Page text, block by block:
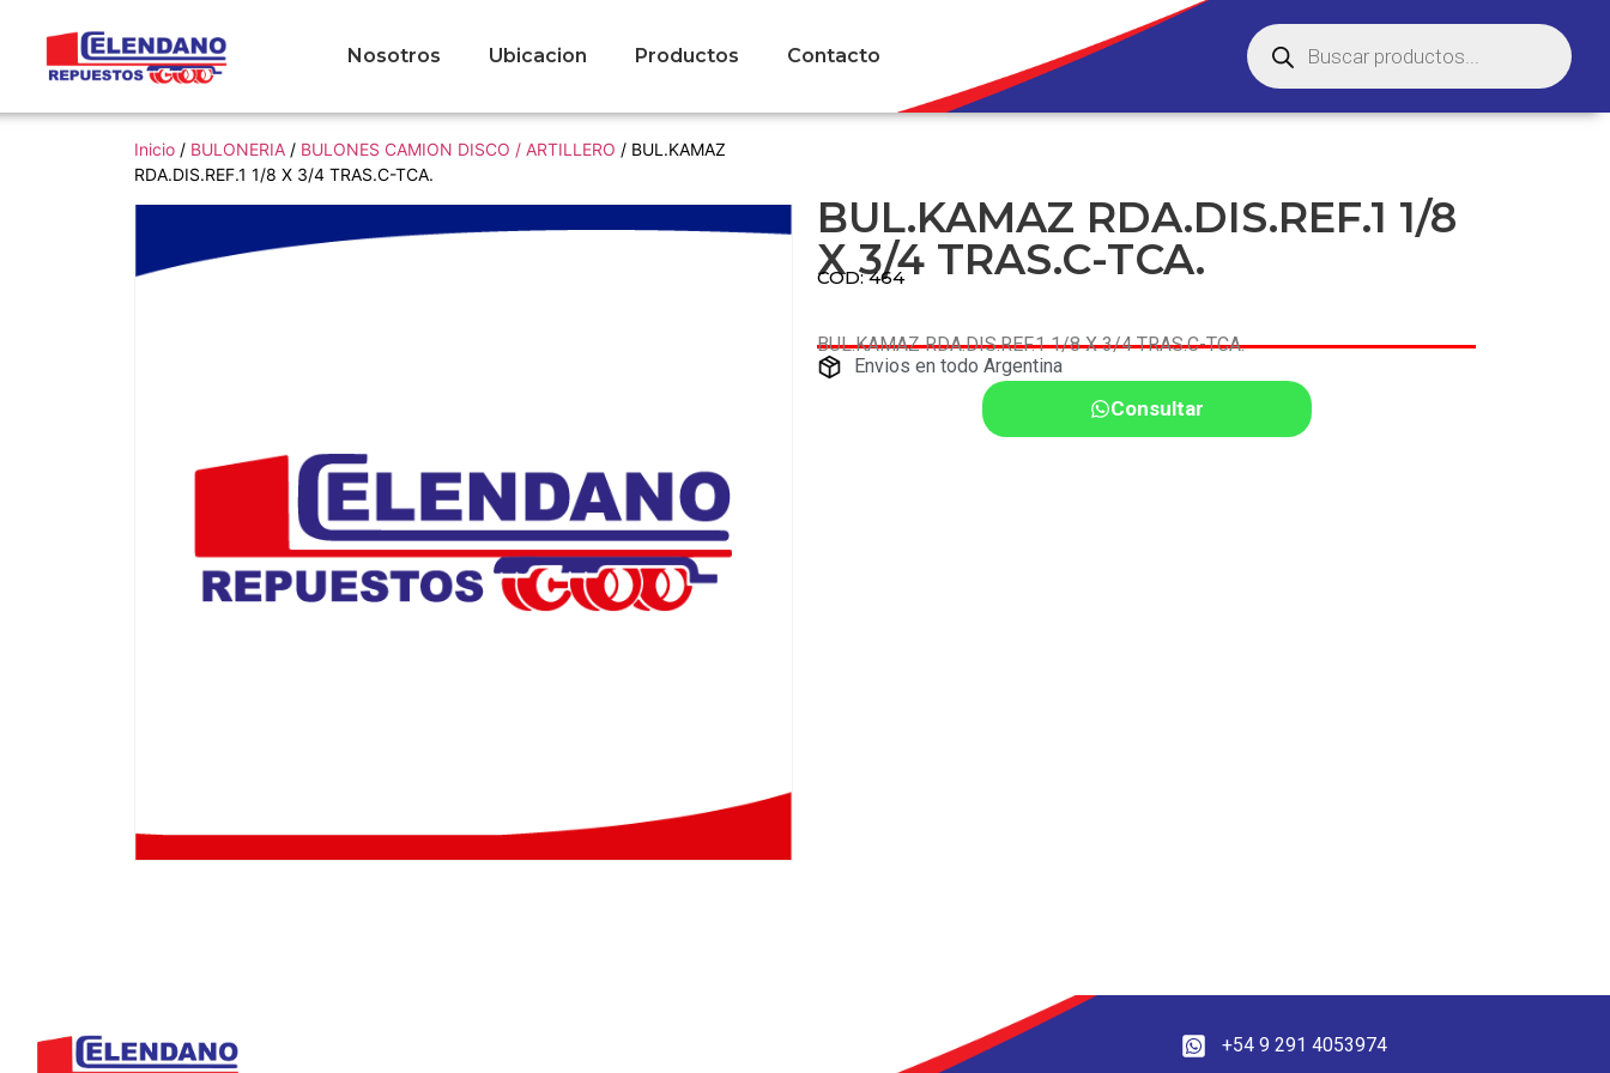
Nosotros Ubicacion Productos Contacto
Inicio / BULONERIA / BULONES CAMION DISCO / ARTILLERO / BUL.KAMAZ
RDA.DIS.REF.1 1/8 X 3/4 TRAS.C-TCA.
BUL.KAMAZ RDA.DIS.REF.1 1/8
X 3/4 TRAS.C-TCA.
COD: 464
BUL.KAMAZ RDA.DIS.REF.1 1/8 X 3/4 TRAS.C-TCA.
Envios en todo Argentina
Consultar
+54 9 291 4053974